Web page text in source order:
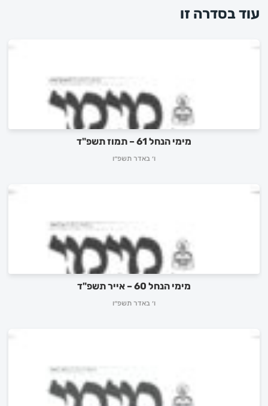
עוד בסדרה זו
מימי הנחל 61 – תמוז תשפ"ד
ו׳ באדר תשפ״ו
מימי הנחל 60 – אייר תשפ"ד
ו׳ באדר תשפ״ו